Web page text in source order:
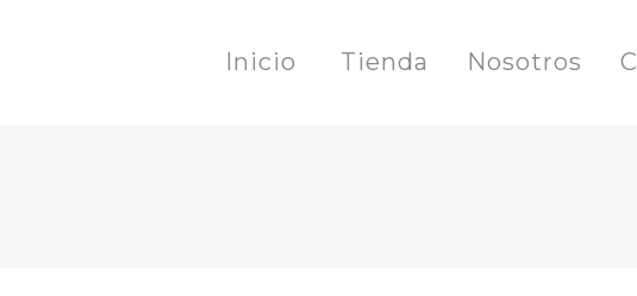
Inicio Tienda Nosotros